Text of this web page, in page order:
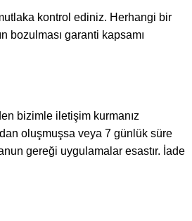
kontrol ediniz. Herhangi bir
bozulması garanti kapsamı
bizimle iletişim kurmanız
oluşmuşsa veya 7 günlük süre
gereği uygulamalar esastır. İade